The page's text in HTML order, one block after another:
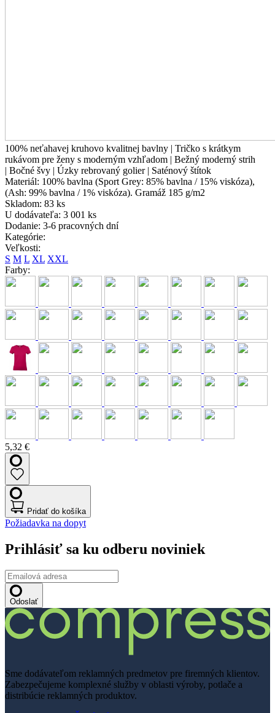
100% neťahavej kruhovo kvalitnej bavlny | Tričko s krátkym
rukávom pre ženy s moderným vzhľadom | Bežný moderný strih
| Bočné švy | Úzky rebrovaný golier | Saténový štítok
Materiál: 100% bavlna (Sport Grey: 85% bavlna / 15% viskóza),
(Ash: 99% bavlna / 1% viskóza). Gramáž 185 g/m2
Skladom: 83 ks
U dodávateľa: 3 001 ks
Dodanie: 3-6 pracovných dní
Kategórie:
Veľkosti:
S M L XL XXL
Farby:
5,32 €
Pridať do košíka
Požiadavka na dopyt
Prihlásiť sa ku odberu noviniek
Odoslať
Sme dodávateľom reklamných predmetov pre firemných klientov.
Zabezpečujeme komplexné služby v oblasti výroby, potlače a
distribúcie reklamných produktov.